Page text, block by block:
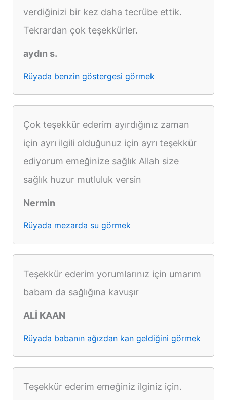
verdiğinizi bir kez daha tecrübe ettik.
Tekrardan çok teşekkürler.
aydın s.
Rüyada benzin göstergesi görmek
Çok teşekkür ederim ayırdığınız zaman
için ayrı ilgili olduğunuz için ayrı teşekkür
ediyorum emeğinize sağlık Allah size
sağlık huzur mutluluk versin
Nermin
Rüyada mezarda su görmek
Teşekkür ederim yorumlarınız için umarım
babam da sağlığına kavuşır
ALİ KAAN
Rüyada babanın ağızdan kan geldiğini görmek
Teşekkür ederim emeğiniz ilginiz için.